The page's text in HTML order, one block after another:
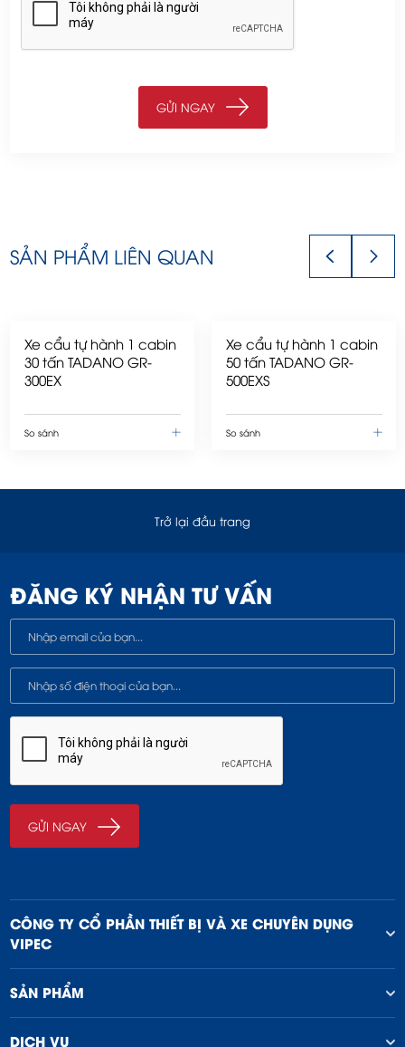
SẢN PHẨM LIÊN QUAN
Xe cẩu tự hành 1 cabin
30 tấn TADANO GR-
300EX
So sánh
Xe cẩu tự hành 1 cabin
50 tấn TADANO GR-
500EXS
So sánh
Trở lại đầu trang
ĐĂNG KÝ NHẬN TƯ VẤN
CÔNG TY CỔ PHẦN THIẾT BỊ VÀ XE CHUYÊN DỤNG
VIPEC
SẢN PHẨM
DỊCH VỤ